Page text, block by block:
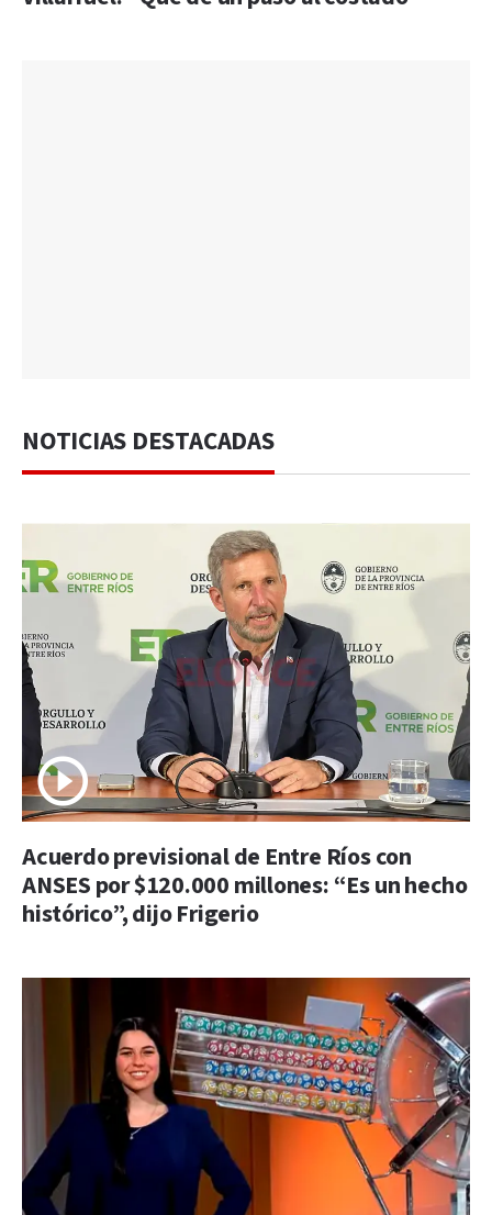
NOTICIAS DESTACADAS
Acuerdo previsional de Entre Ríos con
ANSES por $120.000 millones: “Es un hecho
histórico”, dijo Frigerio